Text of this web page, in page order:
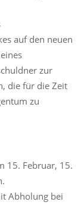
auf den neuen
zur
die für die Zeit
zu
15. Februar, 15.
Abholung bei